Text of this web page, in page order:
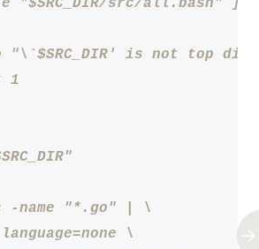
"\`$SRC_DIR' is not top
1
-name "*.go" | \
\